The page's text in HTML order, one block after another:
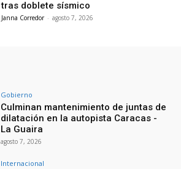
tras doblete sísmico
Janna Corredor - agosto 7, 2026
Gobierno
Culminan mantenimiento de juntas de
dilatación en la autopista Caracas -
La Guaira
agosto 7, 2026
Internacional